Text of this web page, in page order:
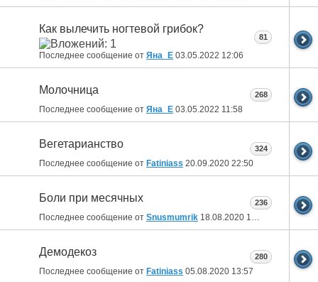
Как вылечить ногтевой грибок?
Последнее сообщение от Яна_Е 03.05.2022 12:06
81
Молочница
Последнее сообщение от Яна_Е 03.05.2022 11:58
268
Вегетарианство
Последнее сообщение от Fatiniass 20.09.2020 22:50
324
Боли при месячных
Последнее сообщение от Snusmumrik 18.08.2020 17:57
236
Демодекоз
Последнее сообщение от Fatiniass 05.08.2020 13:57
280